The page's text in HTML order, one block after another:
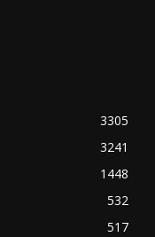
3305
3241
1448
532
517